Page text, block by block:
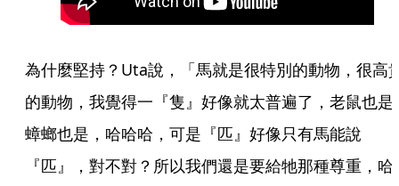
為什麼堅持？Uta說，「馬就是很特別的動物，很高
的動物，我覺得一『隻』好像就太普遍了，老鼠也是
蟑螂也是，哈哈哈，可是『匹』好像只有馬能說
『匹』，對不對？所以我們還是要給牠那種尊重，哈